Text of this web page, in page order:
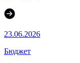
23.06.2026
Бюджет